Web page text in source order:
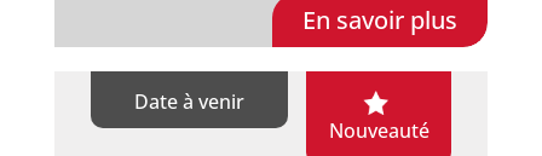
En savoir plus
Date à venir
Nouveauté